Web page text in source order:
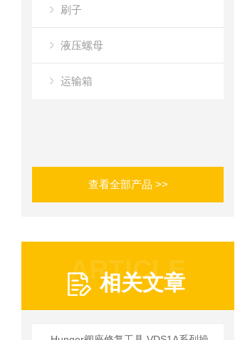
刷子
液压螺母
运输箱
查看全部产品 >>
ARTICLE
相关文章